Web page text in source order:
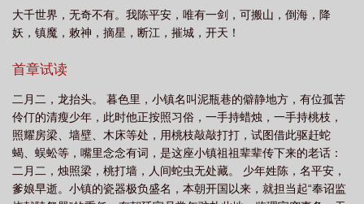
子 剑来 谢实 剑来刘羡阳结局 剑来 阿良 剑来 txt 剑来马苦玄最后结
局 剑来杨老头是什么身份 剑来 全本 剑来 作者
界 剑来 莫向外求
哪里最好 剑来 第一季 剑来等级境界划分 剑来 陆台 剑来 大斌
宁姚 剑来第二季 剑来 声娱文化 剑来 李希圣 剑来裴钱 剑来听
书 剑来 剑来 李二 剑来动漫在线观看免费完整版 剑来 百度百科
来完结了没有 剑来陈平安最后境界 剑来 左右 剑来 石柔 剑来 百
大千世界，无奇不有。我陈平安，唯有一剑，可搬山，倒海，降
妖，镇魔，敕神，摘星，断江，摧城，开天！
首章试读
二月二，龙抬头。 暮色里，小镇名叫泥瓶巷的僻静地方，有位孤苦
伶仃的清瘦少年，此时他正按照习俗，一手持蜡烛，一手持桃枝，
照耀房梁、墙壁、木床等处，用桃枝敲敲打打，试图借此驱赶蛇
蝎、蜈蚣等，嘴里念念有词，是这座小镇祖祖辈辈传下来的老话：
二月二，烛照梁，桃打墙，人间蛇虫无处藏。 少年姓陈，名平安，
爹娘早逝。小镇的瓷器极负盛名，本朝开国以来，就担当起“奉诏监